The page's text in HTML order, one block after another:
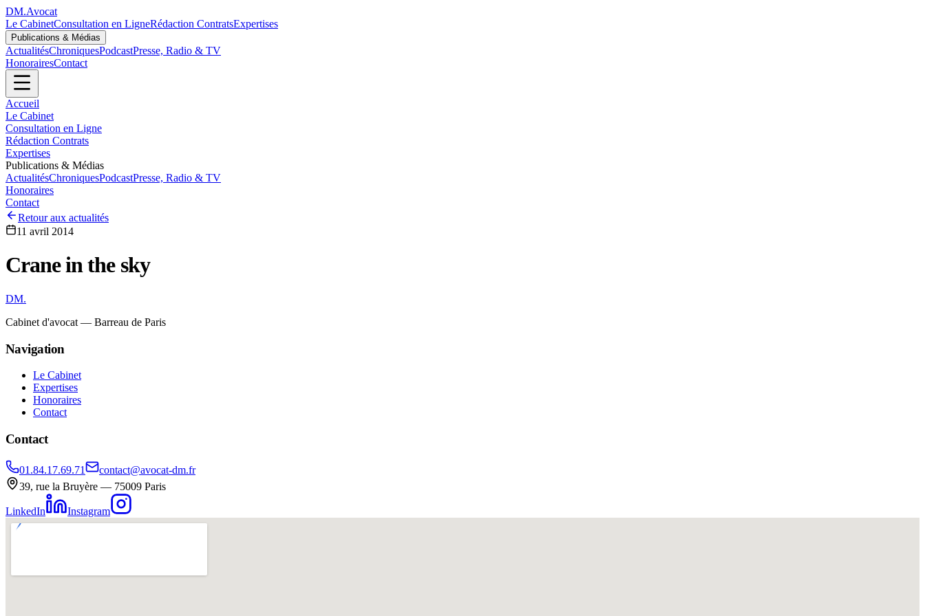
DM.Avocat
Le CabinetConsultation en LigneRédaction ContratsExpertises
Publications & Médias
ActualitésChroniquesPodcastPresse, Radio & TV
HonorairesContact
Accueil
Le Cabinet
Consultation en Ligne
Rédaction Contrats
Expertises
Publications & Médias
ActualitésChroniquesPodcastPresse, Radio & TV
Honoraires
Contact
Retour aux actualités
11 avril 2014
Crane in the sky
DM.
Cabinet d'avocat — Barreau de Paris
Navigation
Le Cabinet
Expertises
Honoraires
Contact
Contact
01.84.17.69.71
contact@avocat-dm.fr
39, rue la Bruyère — 75009 Paris
LinkedIn Instagram